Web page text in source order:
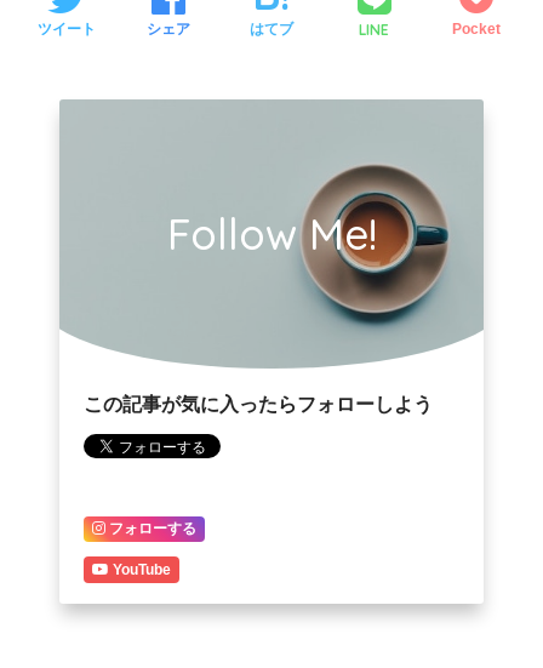
ツイート シェア はてブ LINE Pocket
Follow Me!
この記事が気に入ったらフォローしよう
フォローする
YouTube